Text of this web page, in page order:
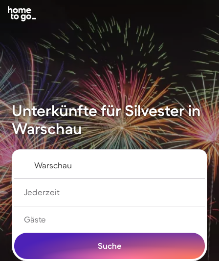
Unterkünfte für Silvester in
Warschau
Jederzeit
Gäste
Suche